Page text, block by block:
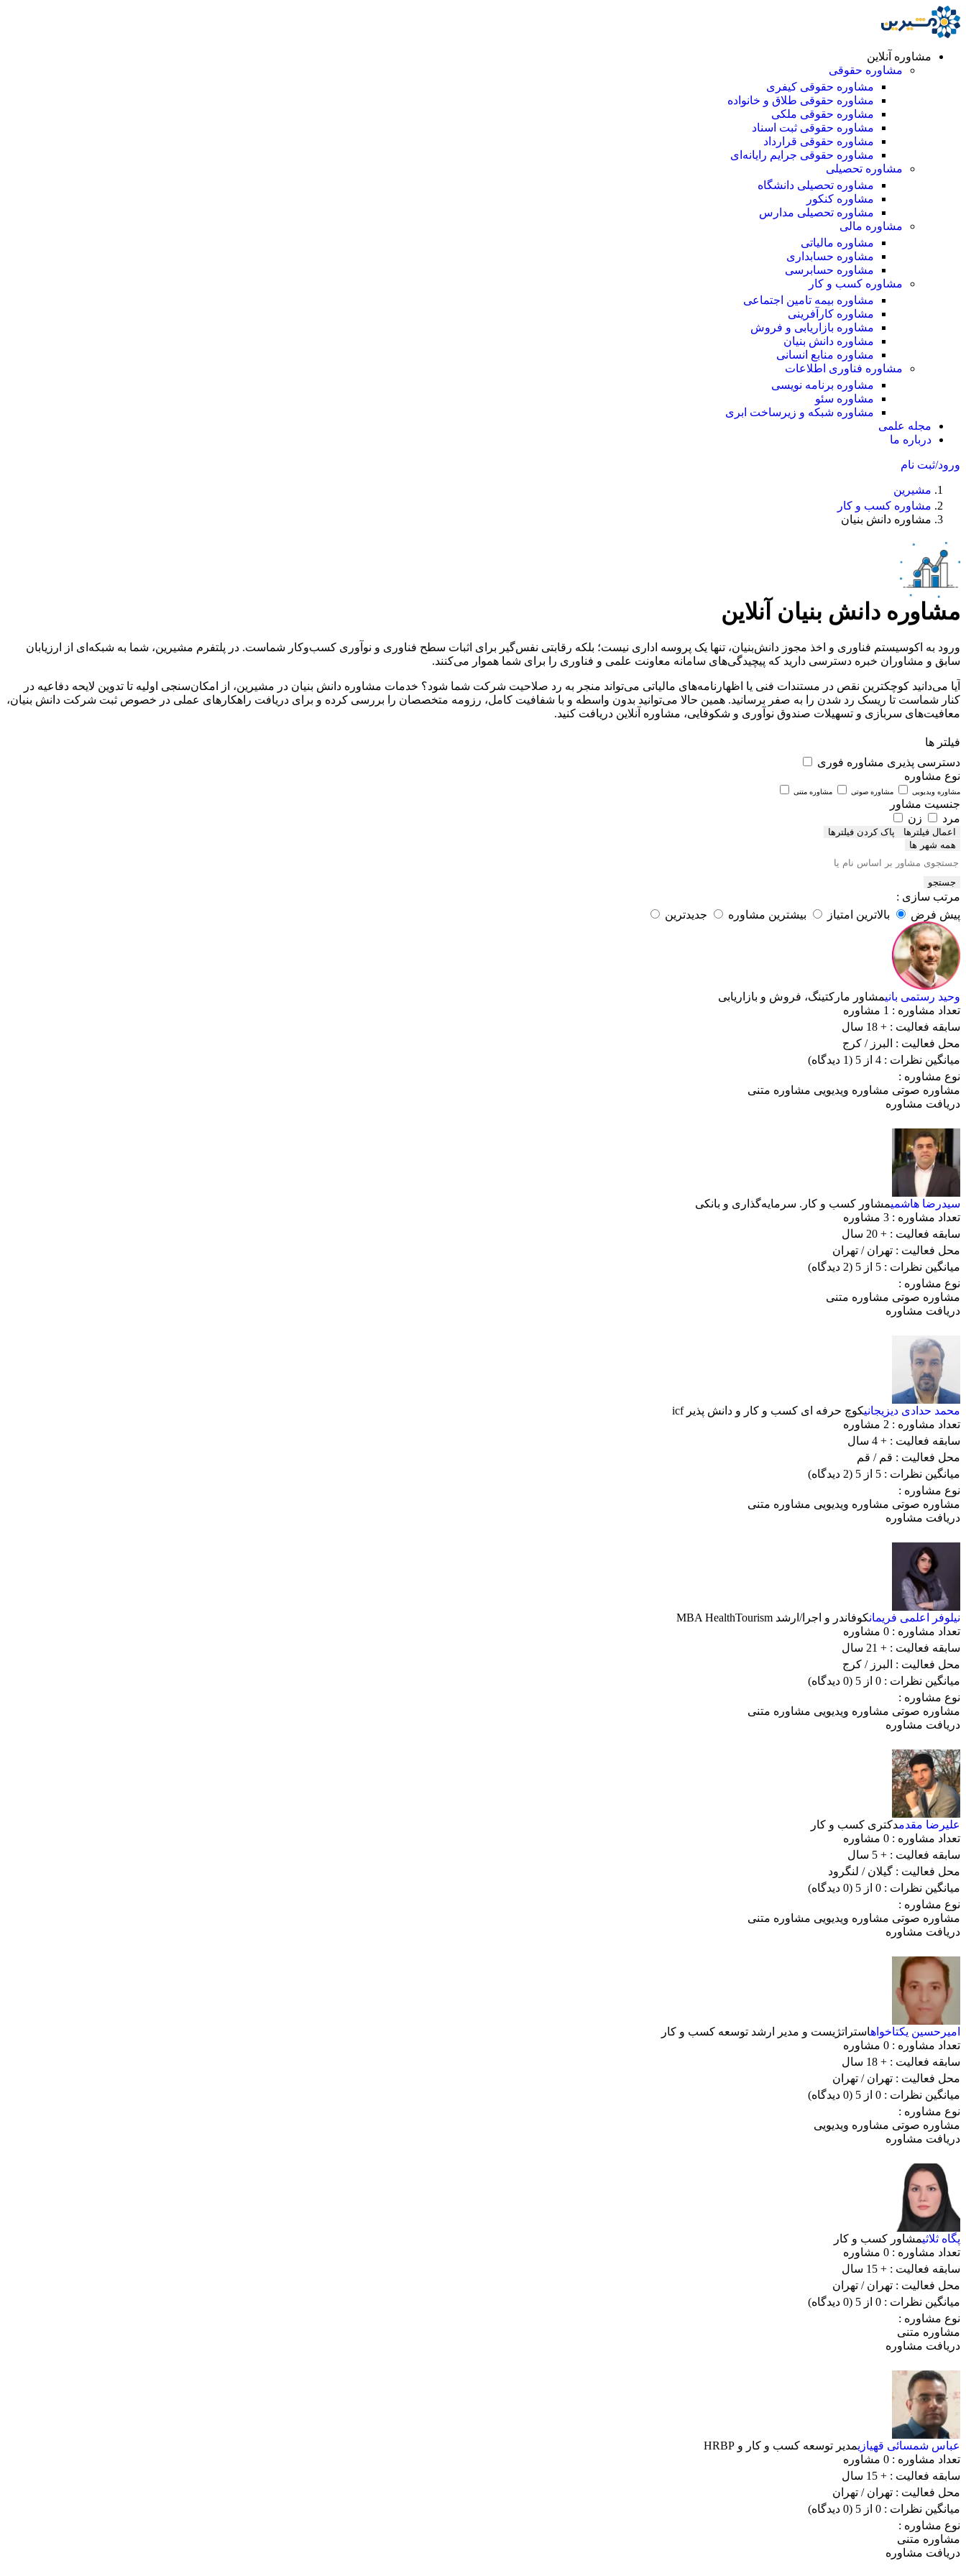
مشاوره آنلاین
مشاوره حقوقی
مشاوره حقوقی کیفری
مشاوره حقوقی طلاق و خانواده
مشاوره حقوقی ملکی
مشاوره حقوقی ثبت اسناد
مشاوره حقوقی قرارداد
مشاوره حقوقی جرایم رایانه‌ای
مشاوره تحصیلی
مشاوره تحصیلی دانشگاه
مشاوره کنکور
مشاوره تحصیلی مدارس
مشاوره مالی
مشاوره مالیاتی
مشاوره حسابداری
مشاوره حسابرسی
مشاوره کسب و کار
مشاوره بیمه تامین اجتماعی
مشاوره کارآفرینی
مشاوره بازاریابی و فروش
مشاوره دانش بنیان
مشاوره منابع انسانی
مشاوره فناوری اطلاعات
مشاوره برنامه نویسی
مشاوره سئو
مشاوره شبکه و زیرساخت ابری
مجله علمی
درباره ما
ورود/ثبت نام
مشیرین
مشاوره کسب و کار
مشاوره دانش بنیان
مشاوره دانش بنیان آنلاین
ورود به اکوسیستم فناوری و اخذ مجوز دانش‌بنیان، تنها یک پروسه اداری نیست؛ بلکه رقابتی نفس‌گیر برای اثبات سطح فناوری و نوآوری کسب‌وکار شماست. در پلتفرم مشیرین، شما به شبکه‌ای از ارزیابان
سابق و مشاوران خبره دسترسی دارید که پیچیدگی‌های سامانه معاونت علمی و فناوری را برای شما هموار می‌کنند.
آیا می‌دانید کوچکترین نقص در مستندات فنی یا اظهارنامه‌های مالیاتی می‌تواند منجر به رد صلاحیت شرکت شما شود؟ خدمات مشاوره دانش بنیان در مشیرین، از امکان‌سنجی اولیه تا تدوین لایحه دفاعیه در
کنار شماست تا ریسک رد شدن را به صفر برسانید. همین حالا می‌توانید بدون واسطه و با شفافیت کامل، رزومه متخصصان را بررسی کرده و برای دریافت راهکارهای عملی در خصوص ثبت شرکت دانش بنیان،
معافیت‌های سربازی و تسهیلات صندوق نوآوری و شکوفایی، مشاوره آنلاین دریافت کنید.
فیلتر ها
دسترسی پذیری مشاوره فوری
نوع مشاوره
مشاوره ویدیویی مشاوره صوتی مشاوره متنی
جنسیت مشاور
مرد
زن
اعمال فیلترها
همه شهر ها
جستجو
مرتب سازی :
پیش فرض
بالاترین امتیاز بیشترین مشاوره جدیدترین
وحید رستمی بانیمشاور مارکتینگ، فروش و بازاریابی
تعداد مشاوره : 1 مشاوره
سابقه فعالیت : + 18 سال
محل فعالیت : البرز/ کرج
میانگین نظرات : 4 از 5
(1 دیدگاه)
نوع مشاوره :
مشاوره صوتی مشاوره ویدیویی مشاوره متنی
دریافت مشاوره
سیدرضا هاشمیمشاور کسب و کار. سرمایه‌گذاری و بانکی
تعداد مشاوره : 3 مشاوره
سابقه فعالیت : + 20 سال
محل فعالیت : تهران/ تهران
میانگین نظرات : 5 از 5
(2 دیدگاه)
نوع مشاوره :
مشاوره صوتی مشاوره متنی
دریافت مشاوره
محمد حدادی دیزیجانیکوچ حرفه ای کسب و کار و دانش پذیر icf
تعداد مشاوره : 2 مشاوره
سابقه فعالیت : + 4 سال
محل فعالیت : قم/ قم
میانگین نظرات : 5 از 5
(2 دیدگاه)
نوع مشاوره :
مشاوره صوتی مشاوره ویدیویی مشاوره متنی
دریافت مشاوره
نیلوفر اعلمی فریمانکوفاندر و اجرا/ارشد MBA HealthTourism
تعداد مشاوره : 0 مشاوره
سابقه فعالیت : + 21 سال
محل فعالیت : البرز/ کرج
میانگین نظرات : 0 از 5
(0 دیدگاه)
نوع مشاوره :
مشاوره صوتی مشاوره ویدیویی مشاوره متنی
دریافت مشاوره
علیرضا مقدمدکتری کسب و کار
تعداد مشاوره : 0 مشاوره
سابقه فعالیت : + 5 سال
محل فعالیت : گیلان/ لنگرود
میانگین نظرات : 0 از 5
(0 دیدگاه)
نوع مشاوره :
مشاوره صوتی مشاوره ویدیویی مشاوره متنی
دریافت مشاوره
امیرحسین یکتاخواهاستراتژیست و مدیر ارشد توسعه کسب و کار
تعداد مشاوره : 0 مشاوره
سابقه فعالیت : + 18 سال
محل فعالیت : تهران/ تهران
میانگین نظرات : 0 از 5
(0 دیدگاه)
نوع مشاوره :
مشاوره صوتی مشاوره ویدیویی
دریافت مشاوره
پگاه ثلاثیمشاور کسب و کار
تعداد مشاوره : 0 مشاوره
سابقه فعالیت : + 15 سال
محل فعالیت : تهران/ تهران
میانگین نظرات : 0 از 5
(0 دیدگاه)
نوع مشاوره :
مشاوره متنی
دریافت مشاوره
عباس شمسائی قهیازیمدیر توسعه کسب و کار و HRBP
تعداد مشاوره : 0 مشاوره
سابقه فعالیت : + 15 سال
محل فعالیت : تهران/ تهران
میانگین نظرات : 0 از 5
(0 دیدگاه)
نوع مشاوره :
مشاوره متنی
دریافت مشاوره